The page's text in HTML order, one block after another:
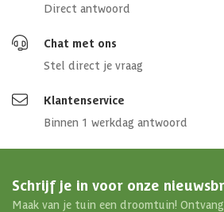
Direct antwoord
Chat met ons
Stel direct je vraag
Klantenservice
Binnen 1 werkdag antwoord
Schrijf je in voor onze
Maak van je tuin een droomtuin!